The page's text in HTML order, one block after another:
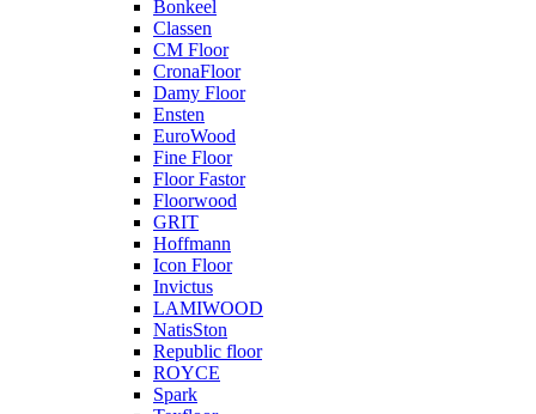
Bonkeel
Classen
CM Floor
CronaFloor
Damy Floor
Ensten
EuroWood
Fine Floor
Floor Fastor
Floorwood
GRIT
Hoffmann
Icon Floor
Invictus
LAMIWOOD
NatisSton
Republic floor
ROYCE
Spark